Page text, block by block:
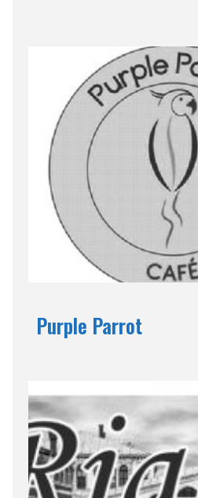
Purple Parrot